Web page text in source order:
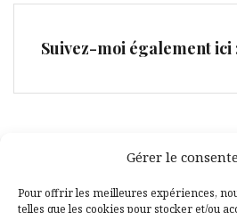
Gérer le
Pour offrir les meilleures expériences,
telles que les cookies pour stocker et/ou
Suivez-moi également ici
Facebook